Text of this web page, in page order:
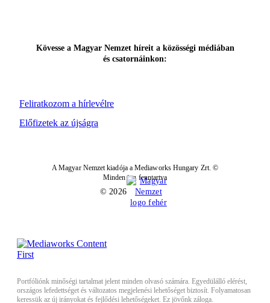
Feliratkozom a hírlevélre
Kövesse a Magyar Nemzet híreit a közösségi médiában
és csatornáinkon:
Előfizetek az újságra
A Magyar Nemzet kiadója a Mediaworks Hungary Zrt. ©
Minden jog fenntartva
© 2026
Portfóliónk minőségi tartalmat jelent minden olvasó számára. Egyedülálló elérést,
országos lefedettséget és változatos megjelenési lehetőséget biztosít. Folyamatosan
keressük az új irányokat és fejlődési lehetőségeket. Ez jövőnk záloga.